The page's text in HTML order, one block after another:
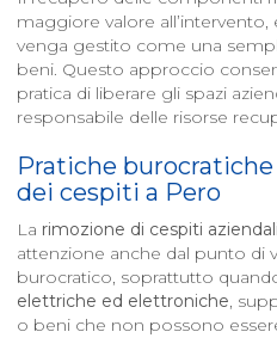
maggiore valore
venga gestito come una
beni. Questo approccio
pratica di liberare gli spazi
responsabile delle risorse
Pratiche
dei cespiti a Pero
La rimozione di cespiti
attenzione anche dal punto di
burocratico, soprattutto
elettriche ed elettroniche,
o beni che non possono